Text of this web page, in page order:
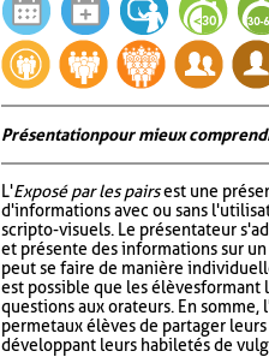
Présentation pour mieux
L'Exposé par les pairsest une
d'informations avec ou sans
scripto-visuels. Le présentateur
et présente des informations sur
peut se faire de manière
est possible que les élèves
questions aux orateurs. En somme,
permet aux élèves de partager
développant leurs habiletés de